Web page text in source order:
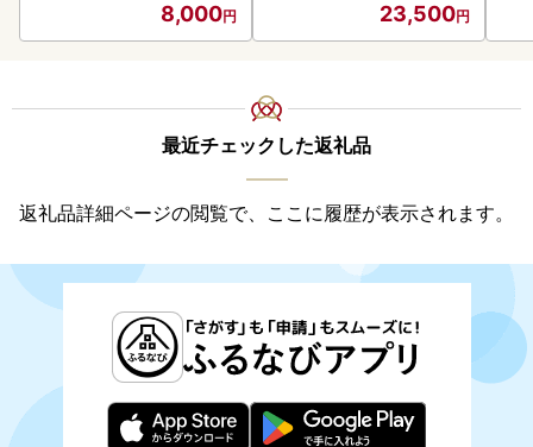
2025年12月26日（金）決済完了→2026年1月8日（木）、
までに発送します。
ワンストップ特例申請書のご提出について
銀行振込2025年12月17日（水）より受付停止
直接持参2025年12月17日（水）より受付停止
2025/12/12）奈井江産の美味しいお米が初登場！
新しい返礼品ができました！！
奈井江町産ゆめぴりかで栽培期間中農薬不使用米を数量限定
で追加です。
8,000 23,500
最近チェックした返礼品
返礼品詳細ページの閲覧で、ここに履歴が表示されます。